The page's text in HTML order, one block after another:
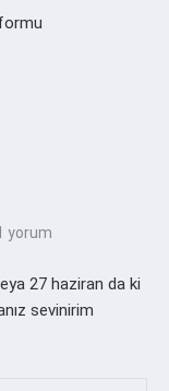
yorum
27 haziran da ki
sevinirim